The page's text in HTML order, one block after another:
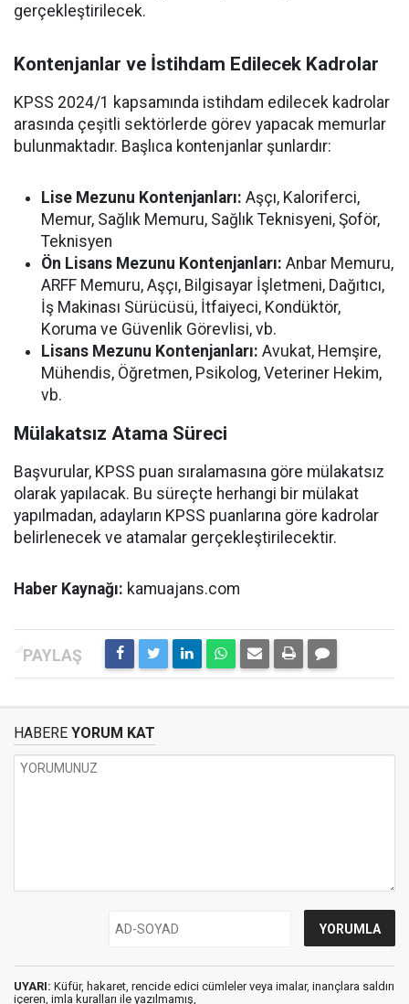
gerçekleştirilecek.
Kontenjanlar ve İstihdam Edilecek Kadrolar
KPSS 2024/1 kapsamında istihdam edilecek kadrolar
arasında çeşitli sektörlerde görev yapacak memurlar
bulunmaktadır. Başlıca kontenjanlar şunlardır:
Lise Mezunu Kontenjanları: Aşçı, Kaloriferci,
Memur, Sağlık Memuru, Sağlık Teknisyeni, Şoför,
Teknisyen
Ön Lisans Mezunu Kontenjanları: Anbar Memuru,
ARFF Memuru, Aşçı, Bilgisayar İşletmeni, Dağıtıcı,
İş Makinası Sürücüsü, İtfaiyeci, Kondüktör,
Koruma ve Güvenlik Görevlisi, vb.
Lisans Mezunu Kontenjanları: Avukat, Hemşire,
Mühendis, Öğretmen, Psikolog, Veteriner Hekim,
vb.
Mülakatsız Atama Süreci
Başvurular, KPSS puan sıralamasına göre mülakatsız
olarak yapılacak. Bu süreçte herhangi bir mülakat
yapılmadan, adayların KPSS puanlarına göre kadrolar
belirlenecek ve atamalar gerçekleştirilecektir.
Haber Kaynağı: kamuajans.com
HABERE YORUM KAT
UYARI: Küfür, hakaret, rencide edici cümleler veya imalar, inançlara saldırı
içeren, imla kuralları ile yazılmamış,